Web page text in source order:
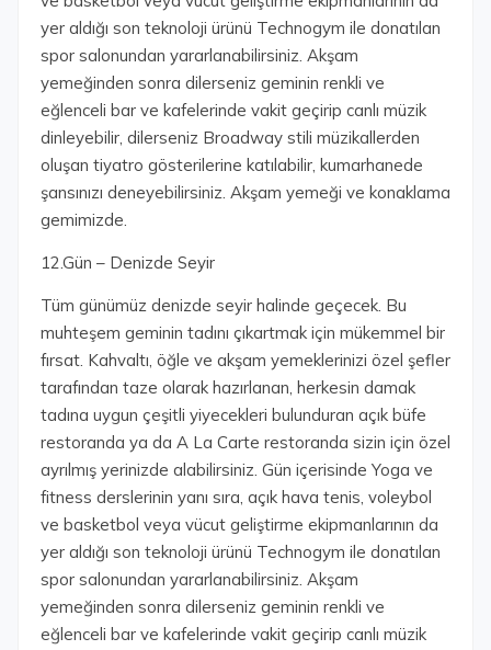
yer aldığı son teknoloji ürünü Technogym ile donatılan
spor salonundan yararlanabilirsiniz. Akşam
yemeğinden sonra dilerseniz geminin renkli ve
eğlenceli bar ve kafelerinde vakit geçirip canlı müzik
dinleyebilir, dilerseniz Broadway stili müzikallerden
oluşan tiyatro gösterilerine katılabilir, kumarhanede
şansınızı deneyebilirsiniz. Akşam yemeği ve konaklama
gemimizde.
12.Gün – Denizde Seyir
Tüm günümüz denizde seyir halinde geçecek. Bu
muhteşem geminin tadını çıkartmak için mükemmel bir
fırsat. Kahvaltı, öğle ve akşam yemeklerinizi özel şefler
tarafından taze olarak hazırlanan, herkesin damak
tadına uygun çeşitli yiyecekleri bulunduran açık büfe
restoranda ya da A La Carte restoranda sizin için özel
ayrılmış yerinizde alabilirsiniz. Gün içerisinde Yoga ve
fitness derslerinin yanı sıra, açık hava tenis, voleybol
ve basketbol veya vücut geliştirme ekipmanlarının da
yer aldığı son teknoloji ürünü Technogym ile donatılan
spor salonundan yararlanabilirsiniz. Akşam
yemeğinden sonra dilerseniz geminin renkli ve
eğlenceli bar ve kafelerinde vakit geçirip canlı müzik